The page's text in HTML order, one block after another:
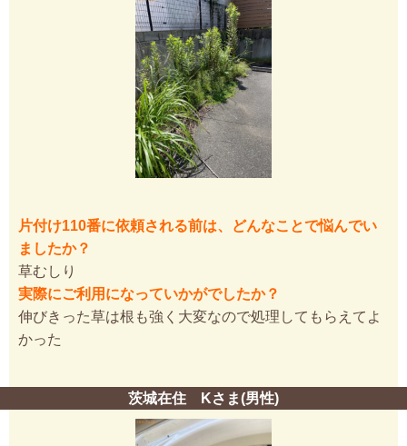
片付け110番に依頼される前は、どんなことで悩んでい
ましたか？
草むしり
実際にご利用になっていかがでしたか？
伸びきった草は根も強く大変なので処理してもらえてよ
かった
茨城在住 Kさま(男性)